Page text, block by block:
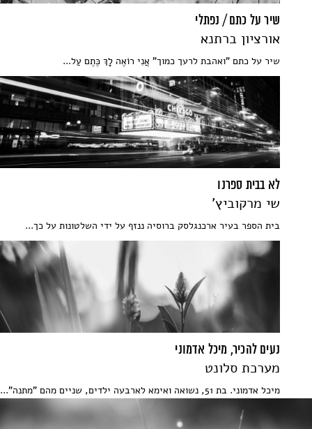
שיר על כתם / נפתלי
אורציון ברתנא
שיר על כתם "ואהבת לרעך כמוך" אֲנִי רוֹאֶה לָךְ כֶּתֶם עַל...
לא בבית ספרנו
שי מרקוביץ'
בית הספר בעיר ארכנגלסק ברוסיה ננזף על ידי השלטונות על כך...
נעים להכיר, מיכל אדמוני
מערכת סלונט
מיכל אדמוני. בת 51, נשואה ואימא לארבעה ילדים, שניים מהם "מתנה"...